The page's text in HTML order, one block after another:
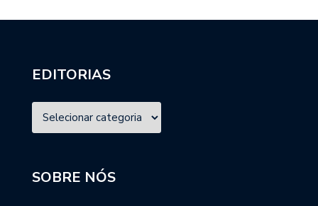
EDITORIAS
SOBRE NÓS